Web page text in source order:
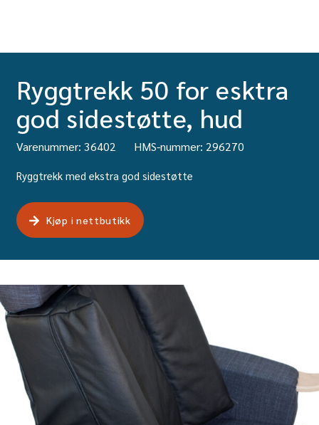
Ryggtrekk 50 for esktra
god sidestøtte, hud
Varenummer: 36402 HMS-nummer: 296270
Ryggtrekk med ekstra god sidestøtte
Kjøp i nettbutikk